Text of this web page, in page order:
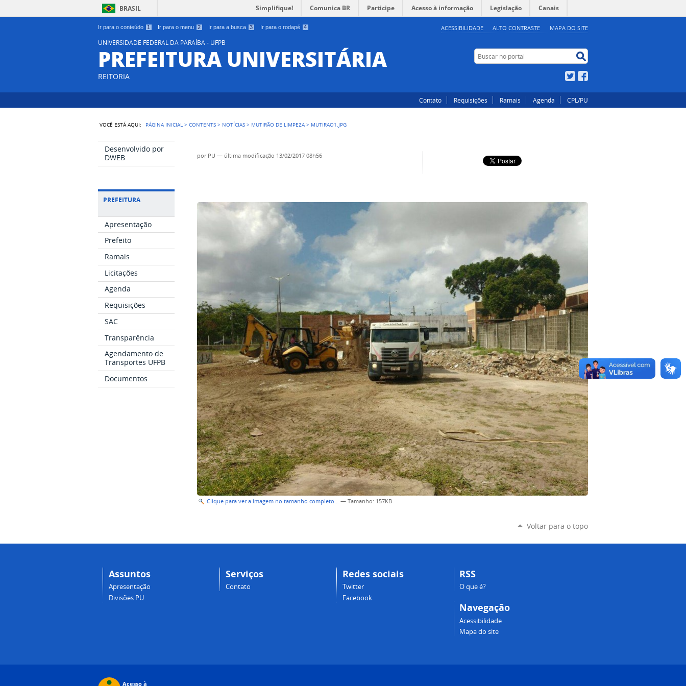
Ir para o conteúdo 1 Ir para o menu 2 Ir para a busca 3 Ir para o rodapé 4 ACESSIBILIDADE ALTO CONTRASTE MAPA DO SITE
BRASIL Simplifique! Comunica BR Participe Acesso à informação Legislação Canais
UNIVERSIDADE FEDERAL DA PARAÍBA - UFPB
PREFEITURA UNIVERSITÁRIA
REITORIA
Buscar no portal
Twitter
Contato Requisições Ramais Agenda CPL/PU
VOCÊ ESTÁ AQUI: PÁGINA INICIAL >CONTENTS > NOTÍCIAS > MUTIRÃO DE LIMPEZA > MUTIRAO1.JPG
Desenvolvido por
DWEB
PREFEITURA
Apresentação
Prefeito
Ramais
Licitações
Agenda
Requisições
SAC
Transparência
Agendamento de
Transportes UFPB
Documentos
por PU — última modificação 13/02/2017 08h56
Clique para ver a imagem no tamanho completo… —Tamanho: 157KB
Voltar para o topo
Assuntos
Apresentação
Divisões PU
Serviços
Contato
Redes sociais
Twitter
Facebook
RSS
O que é?
Navegação
Acessibilidade
Mapa do site